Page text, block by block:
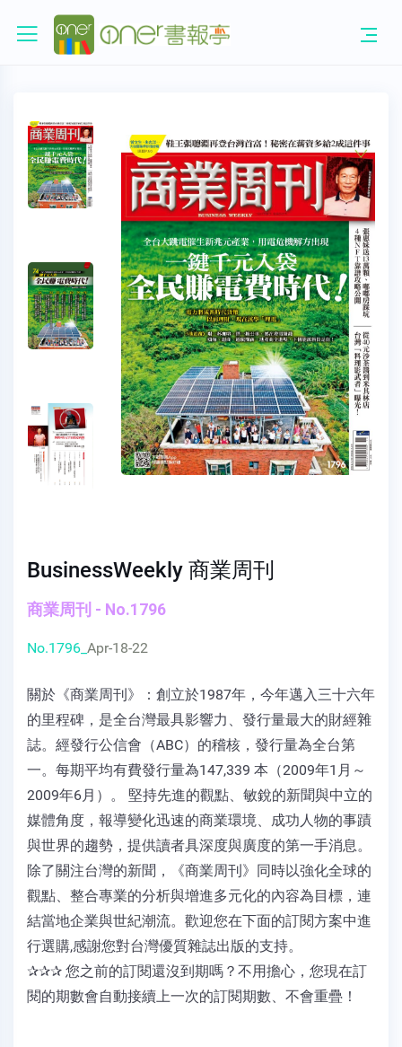
BusinessWeekly 商業周刊
商業周刊 - No.1796
No.1796_ Apr-18-22
關於《商業周刊》：創立於1987年，今年邁入三十六年
的里程碑，是全台灣最具影響力、發行量最大的財經雜
誌。經發行公信會（ABC）的稽核，發行量為全台第
一。每期平均有費發行量為147,339 本（2009年1月～
2009年6月）。 堅持先進的觀點、敏銳的新聞與中立的
媒體角度，報導變化迅速的商業環境、成功人物的事蹟
與世界的趨勢，提供讀者具深度與廣度的第一手消息。
除了關注台灣的新聞，《商業周刊》同時以強化全球的
觀點、整合專業的分析與增進多元化的內容為目標，連
結當地企業與世紀潮流。歡迎您在下面的訂閱方案中進
行選購,感謝您對台灣優質雜誌出版的支持。
✰✰✰ 您之前的訂閱還沒到期嗎？不用擔心，您現在訂
閱的期數會自動接續上一次的訂閱期數、不會重疊！